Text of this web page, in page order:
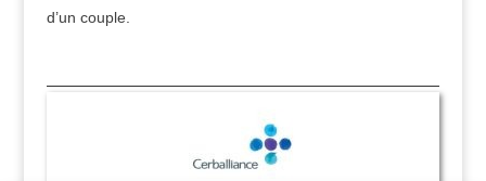
d’un couple.